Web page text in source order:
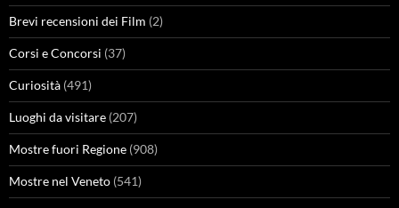
Brevi recensioni dei Film (2)
Corsi e Concorsi (37)
Curiosità (491)
Luoghi da visitare (207)
Mostre fuori Regione (908)
Mostre nel Veneto (541)